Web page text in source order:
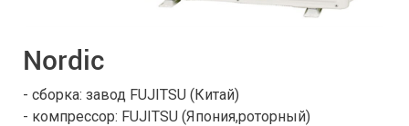
Nordic
- сборка: завод FUJITSU (Китай)
- компрессор: FUJITSU (Япония,роторный)